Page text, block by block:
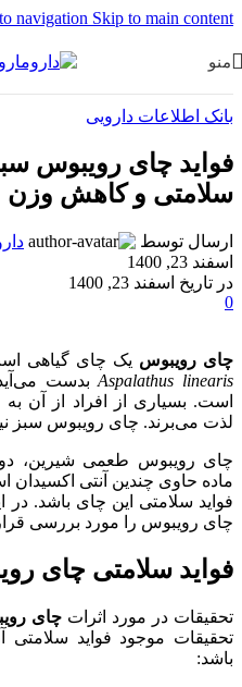
navigation Skip to main content
منو
بانک اطلاعات دارویی
فواید چای رویبوس
سلامتی و کاهش وزن
ارسال توسط
اسفند 23, 1400
در تاریخ اسفند 23, 1400
0
چای رویبوس یک چای گیاهی
Aspalathus linearisبدست
است. بسیاری از افراد از آن
لذت می‌برند. چای رویبوس سبز
چای رویبوس طعمی شیرین،
ماده حاوی چندین آنتی
فواید سلامتی این چای باشد. در
چای رویبوس را مورد بررسی
فواید سلامتی چای
تحقیقات در مورد اثراتچای
تحقیقات موجود فواید
باشد: